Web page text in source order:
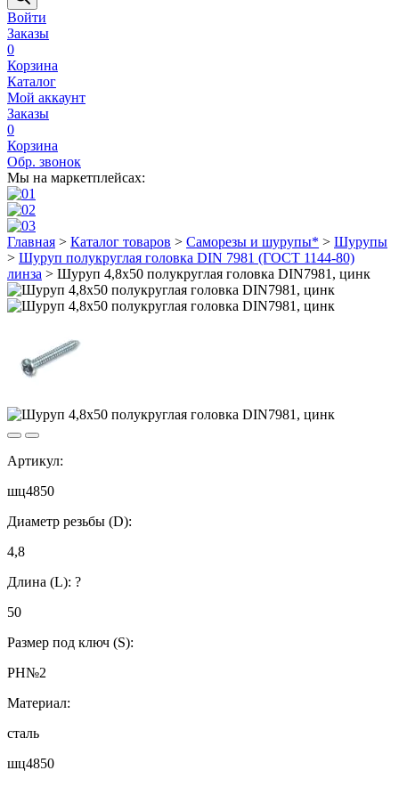
Войти
Заказы
0
Корзина
Каталог
Мой аккаунт
Заказы
0
Корзина
Обр. звонок
Мы на маркетплейсах:
Главная > Каталог товаров > Саморезы и шурупы* > Шурупы
> Шуруп полукруглая головка DIN 7981 (ГОСТ 1144-80)
линза > Шуруп 4,8х50 полукруглая головка DIN7981, цинк
Артикул:
шц4850
Диаметр резьбы (D):
4,8
Длина (L): ?
50
Размер под ключ (S):
РН№2
Материал:
сталь
шц4850